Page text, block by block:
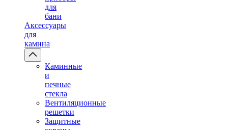
для
бани
Аксессуары
для
камина
Каминные
и
печные
стекла
Вентиляционные
решетки
Защитные